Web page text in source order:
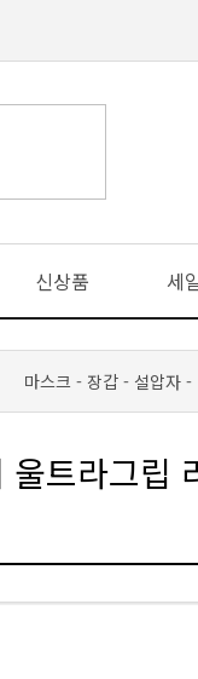
신상품 세
마스크 - 장갑 - 설압자 -
울트라그